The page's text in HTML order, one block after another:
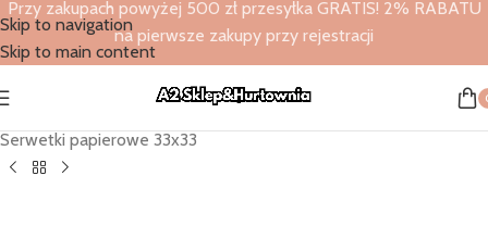
Skip to navigation
Skip to main content
Przy zakupach powyżej 500 zł przesyłka GRATIS! 2% RABATU
na pierwsze zakupy przy rejestracji
Strona główna Serwetki papierowe
Serwetki papierowe 33x33